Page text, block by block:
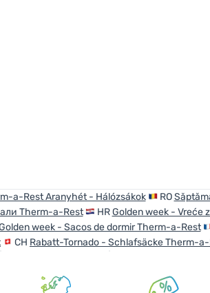
0F/-18C Long' hinzufügen
a-Rest Aranyhét - Hálózsákok RO
Therm-a-Rest HRGolden week - Vreće
week - Sacos de dormir Therm-a-Rest
CH Rabatt-Tornado - Schlafsäcke Therm-